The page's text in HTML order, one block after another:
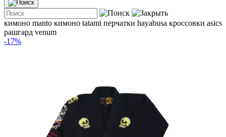
кимоно manto кимоно tatami перчатки hayabusa кроссовки asics
рашгард venum
-17%